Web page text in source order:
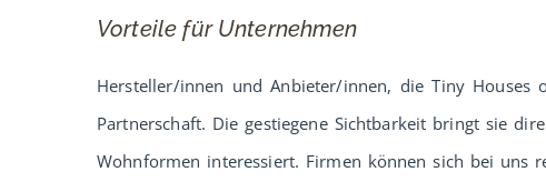
Vorteile für Unternehmen
Hersteller/innen und Anbieter/innen, die Tiny
Partnerschaft. Die gestiegene Sichtbarkeit bringt sie
Wohnformen interessiert. Firmen können sich bei uns